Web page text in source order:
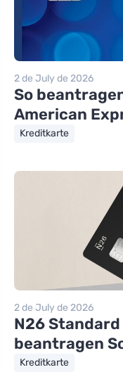
2 de July de 2026
So
American
Kreditkarte
2 de July de 2026
N26
beantragen
Kreditkarte